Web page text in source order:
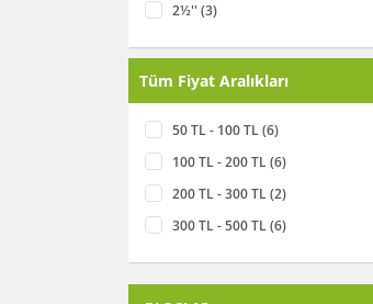
2½'' (3)
3/4'' (3)
1/2'' (2)
2'' (2)
4'' (2)
Tüm Fiyat Aralıkları
50 TL - 100 TL (6)
100 TL - 200 TL (6)
200 TL - 300 TL (2)
300 TL - 500 TL (6)
1000 TL - 3000 TL (5)